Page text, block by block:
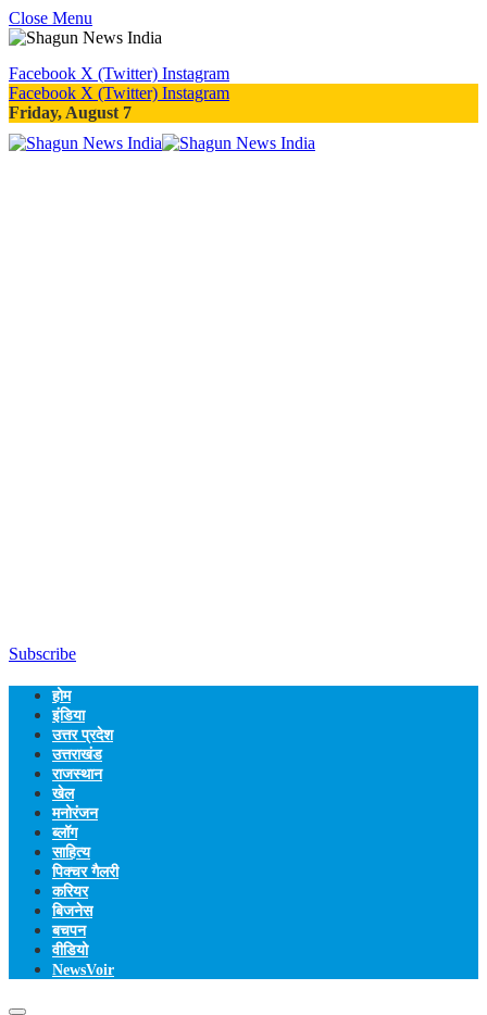
Close Menu
Facebook X (Twitter) Instagram
Facebook X (Twitter) Instagram
Friday, August 7
Subscribe
होम
इंडिया
उत्तर प्रदेश
उत्तराखंड
राजस्थान
खेल
मनोरंजन
ब्लॉग
साहित्य
पिक्चर गैलरी
करियर
बिजनेस
बचपन
वीडियो
NewsVoir